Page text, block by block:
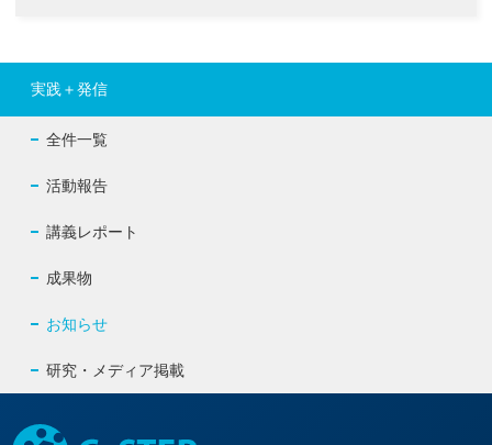
実践＋発信
全件一覧
活動報告
講義レポート
成果物
お知らせ
研究・メディア掲載